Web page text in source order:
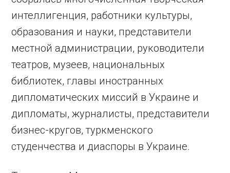
интеллигенция, работники культуры,
образования и науки, представители
местной администрации, руководители
театров, музеев, национальных
библиотек, главы иностранных
дипломатических миссий в Украине и
дипломаты, журналисты, представители
бизнес-кругов, туркменского
студенчества и диаспоры в Украине.